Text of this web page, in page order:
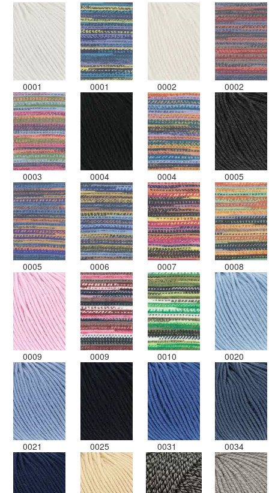
0001 0001 0002 0002
0003 0004 0004 0005
0005 0006 0007 0008
0009 0009 0010 0020
0021 0025 0031 0034